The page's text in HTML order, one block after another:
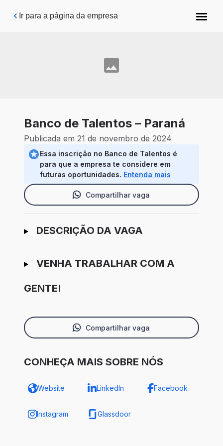
Pular para o conteúdo principal
Ir para a página da empresa
Banco de Talentos – Paraná
Publicada em 21 de novembro de 2024
Essa inscrição no Banco de Talentos é
para que a empresa te considere em
futuras oportunidades. Entenda mais
Compartilhar vaga
Ir para candidatura
DESCRIÇÃO DA VAGA
VENHA TRABALHAR COM A
GENTE!
Compartilhar vaga
CONHEÇA MAIS SOBRE NÓS
Website LinkedIn Facebook
Instagram Glassdoor